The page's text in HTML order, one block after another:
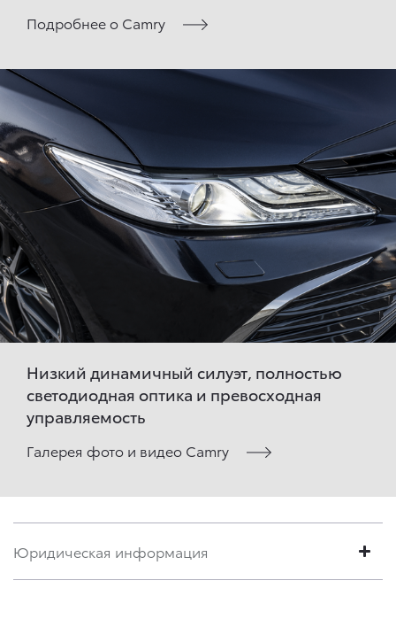
Подробнее о Camry
Низкий динамичный силуэт, полностью
светодиодная оптика и превосходная
управляемость
Галерея фото и видео Camry
Юридическая информация